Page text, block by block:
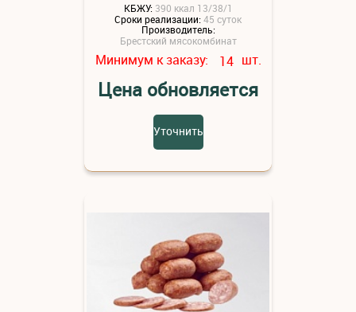
КБЖУ: 390 ккал 13/38/1
Сроки реализации:45 суток
Производитель:
Брестский мясокомбинат
Минимум к заказу: 14 шт.
Цена обновляется
Уточнить